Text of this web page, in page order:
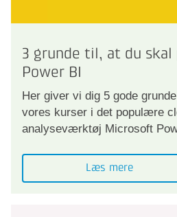
3 grunde til, at du skal
Power BI
Her giver vi dig 5 gode
vores kurser i det populære
analyseværktøj Microsoft
Læs mere